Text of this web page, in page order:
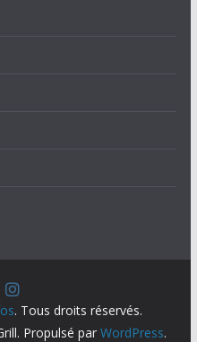
. Tous droits réservés.
Propulsé par WordPress.